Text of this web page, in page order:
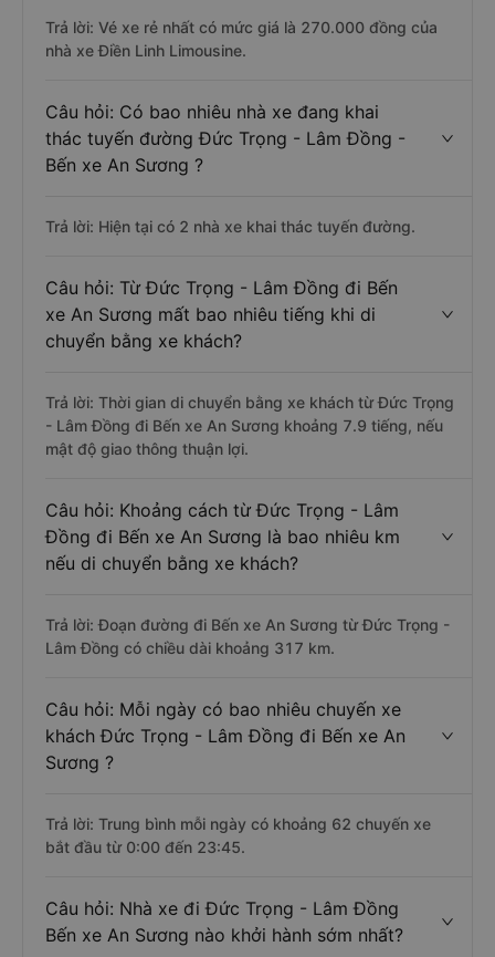
Trả lời: Vé xe rẻ nhất có mức giá là 270.000 đồng của
nhà xe Điền Linh Limousine.
Câu hỏi: Có bao nhiêu nhà xe đang khai
thác tuyến đường Đức Trọng - Lâm Đồng -
Bến xe An Sương ?
Trả lời: Hiện tại có 2 nhà xe khai thác tuyến đường.
Câu hỏi: Từ Đức Trọng - Lâm Đồng đi Bến
xe An Sương mất bao nhiêu tiếng khi di
chuyển bằng xe khách?
Trả lời: Thời gian di chuyển bằng xe khách từ Đức Trọng
- Lâm Đồng đi Bến xe An Sương khoảng 7.9 tiếng, nếu
mật độ giao thông thuận lợi.
Câu hỏi: Khoảng cách từ Đức Trọng - Lâm
Đồng đi Bến xe An Sương là bao nhiêu km
nếu di chuyển bằng xe khách?
Trả lời: Đoạn đường đi Bến xe An Sương từ Đức Trọng -
Lâm Đồng có chiều dài khoảng 317 km.
Câu hỏi: Mỗi ngày có bao nhiêu chuyến xe
khách Đức Trọng - Lâm Đồng đi Bến xe An
Sương ?
Trả lời: Trung bình mỗi ngày có khoảng 62 chuyến xe
bắt đầu từ 0:00 đến 23:45.
Câu hỏi: Nhà xe đi Đức Trọng - Lâm Đồng
Bến xe An Sương nào khởi hành sớm nhất?